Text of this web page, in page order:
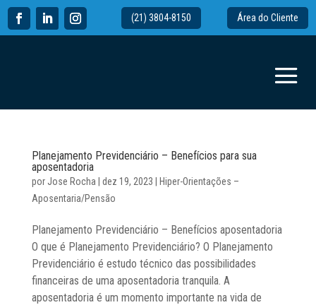
(21) 3804-8150 Área do Cliente
Planejamento Previdenciário – Benefícios para sua
aposentadoria
por Jose Rocha dez 19, 2023
Hiper-Orientações –
Aposentaria/Pensão
Planejamento Previdenciário – Benefícios aposentadoria
O que é Planejamento Previdenciário? O Planejamento
Previdenciário é estudo técnico das possibilidades
financeiras de uma aposentadoria tranquila. A
aposentadoria é um momento importante na vida de